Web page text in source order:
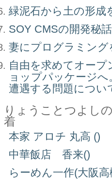
緑泥石から土の形成
SOY CMSの開発秘話
妻にプログラミン
自由を求めてオー
ョップパッケージ
遭遇する問題につい
りょうことつよし
着
本家 アロチ 丸高 ()
中華飯店 香来()
らーめん一作(大阪高